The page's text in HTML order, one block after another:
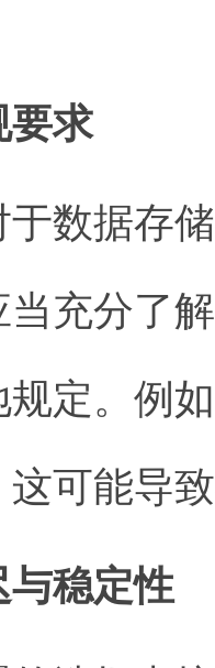
要求
数据存
充分了
定。例
可能导
与稳定性